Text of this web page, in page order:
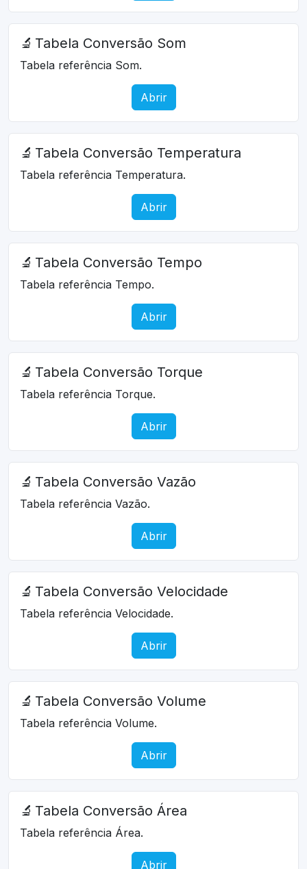
🔬 Tabela Conversão Som
Tabela referência Som.
Abrir
🔬 Tabela Conversão Temperatura
Tabela referência Temperatura.
Abrir
🔬 Tabela Conversão Tempo
Tabela referência Tempo.
Abrir
🔬 Tabela Conversão Torque
Tabela referência Torque.
Abrir
🔬 Tabela Conversão Vazão
Tabela referência Vazão.
Abrir
🔬 Tabela Conversão Velocidade
Tabela referência Velocidade.
Abrir
🔬 Tabela Conversão Volume
Tabela referência Volume.
Abrir
🔬 Tabela Conversão Área
Tabela referência Área.
Abrir